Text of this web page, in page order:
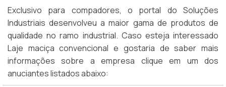
Exclusivo para compadores, o portal do Soluções
Industriais desenvolveu a maior gama de produtos de
qualidade no ramo industrial. Caso esteja interessado
Laje maciça convencional e gostaria de saber mais
informações sobre a empresa clique em um dos
anuciantes listados abaixo: